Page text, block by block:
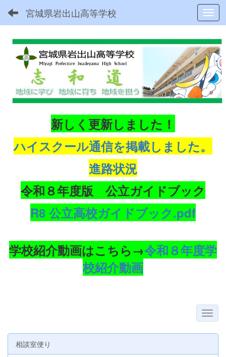
宮城県岩出山高等学校
新しく更新しました！
ハイスクール通信を掲載しました。
進路状況
令和８年度版 公立ガイドブック
R8 公立高校ガイドブック.pdf
学校紹介動画はこちら→令和８年度学
校紹介動画
相談室便り